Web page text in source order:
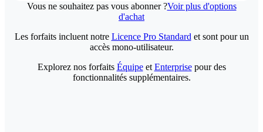
Vous ne souhaitez pas vous abonner ?Voir plus d'options
d'achat
Les forfaits incluent notre Licence Pro Standard et sont pour un
accès mono-utilisateur.
Explorez nos forfaits Équipeet Enterprisepour des
fonctionnalités supplémentaires.